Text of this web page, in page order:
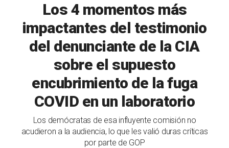
Los 4 momentos más
impactantes del testimonio
del denunciante de la CIA
sobre el supuesto
encubrimiento de la fuga
COVID en un laboratorio
Los demócratas de esa influyente comisión no
acudieron a la audiencia, lo que les valió duras críticas
por parte de GOP